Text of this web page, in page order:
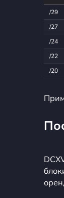
/29
/27
/24
/22
/20